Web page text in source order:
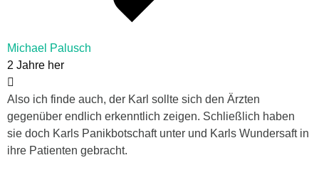
Michael Palusch
2 Jahre her
Also ich finde auch, der Karl sollte sich den Ärzten
gegenüber endlich erkenntlich zeigen. Schließlich haben
sie doch Karls Panikbotschaft unter und Karls Wundersaft in
ihre Patienten gebracht.